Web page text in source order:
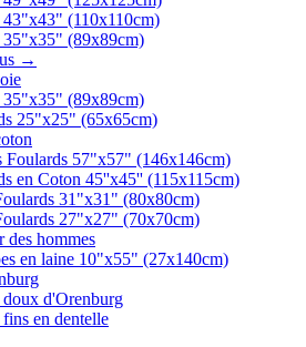
43"x43" (110x110cm)
35"x35" (89x89cm)
→
35"x35" (89x89cm)
25"x25" (65x65cm)
Foulards 57"x57" (146x146cm)
en Coton 45''x45'' (115x115cm)
31"x31" (80x80cm)
27"x27" (70x70cm)
des hommes
en laine 10"x55" (27x140cm)
doux d'Orenburg
en dentelle